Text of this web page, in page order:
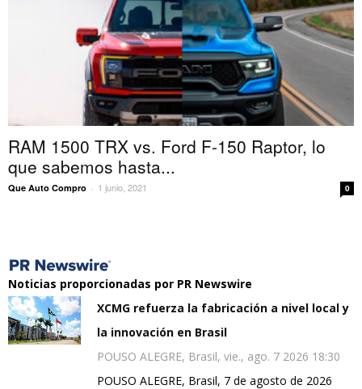
RAM 1500 TRX vs. Ford F-150 Raptor, lo
que sabemos hasta...
Que Auto Compro - 1 junio, 2021 0
Noticias proporcionadas por PR Newswire
XCMG refuerza la fabricación a nivel local y
la innovación en Brasil
POUSO ALEGRE, Brasil, vie., ago. 7 2026 18:30
POUSO ALEGRE, Brasil, 7 de agosto de 2026